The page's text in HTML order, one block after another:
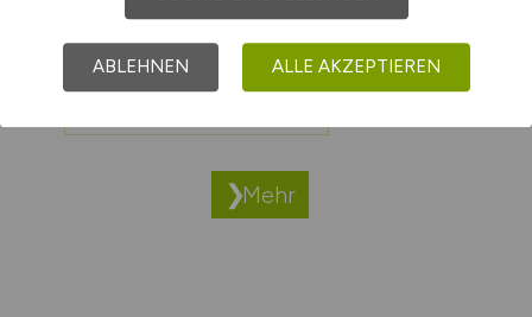
Mehr
ABLEHNEN ALLE AKZEPTIEREN